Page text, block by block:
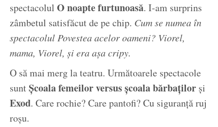
spectacolul O noapte furtunoasă. I-am surprins
zâmbetul satisfăcut de pe chip. Cum se numea în
spectacolul Povestea acelor oameni? Viorel,
mama, Viorel, și era așa cripy.
O să mai merg la teatru. Următoarele spectacole
suntȘcoala femeilor versus școala bărbaților și
Exod. Care rochie? Care pantofi? Cu siguranță ruj
roșu.